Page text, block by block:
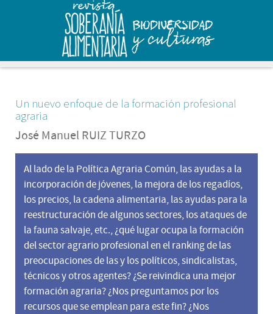
Un nuevo enfoque de la formación profesional
agraria
José Manuel RUIZTURZO
Al lado de la Política Agraria Común, las ayudas a la
incorporación de jóvenes, la mejora de los regadíos,
los precios, la cadena alimentaria, las ayudas para la
reestructuración de algunos sectores, los ataques de
la fauna salvaje, etc., ¿qué lugar ocupa la formación
del sector agrario profesional en el ranking de las
preocupaciones de las y los políticos, sindicalistas,
técnicos y otros agentes? ¿Se reivindica una mejor
formación agraria? ¿Nos preguntamos por los
recursos que se emplean para este fin? ¿Nos